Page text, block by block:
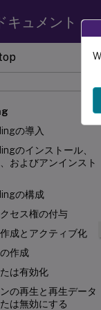
キュメント
の導入
のインストール、
およびアンインスト
の構成
セス権の付与
成とアクティブ化
作成
は有効化
の再生と再生データ
は無効にする